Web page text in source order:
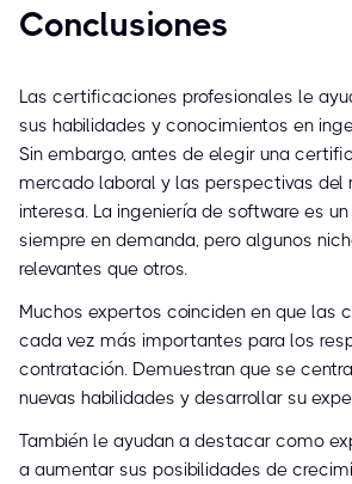
Conclusiones
Las certificaciones profesionales le
sus habilidades y conocimientos en
Sin embargo, antes de elegir una
mercado laboral y las perspectivas del
interesa. La ingeniería de software es
siempre en demanda, pero algunos
relevantes que otros.
Muchos expertos coinciden en que las
cada vez más importantes para los
contratación. Demuestran que se
nuevas habilidades y desarrollar su
También le ayudan a destacar como
a aumentar sus posibilidades de